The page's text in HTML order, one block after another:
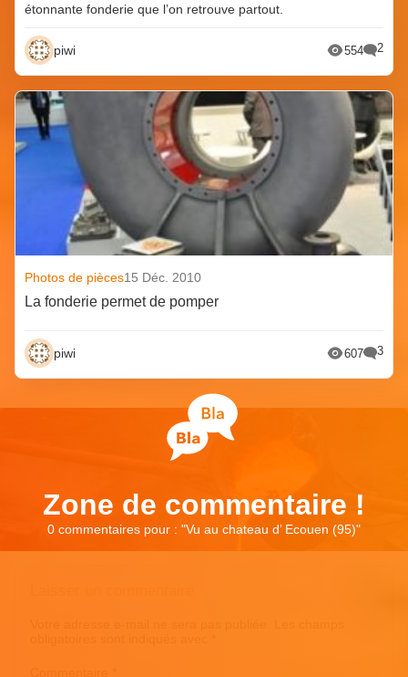
étonnante fonderie que l’on retrouve partout.
piwi 554 2
Photos de pièces15 Déc. 2010
La fonderie permet de pomper
piwi 607 3
Zone de commentaire !
0 commentaires pour : "Vu au chateau d’ Ecouen (95)"